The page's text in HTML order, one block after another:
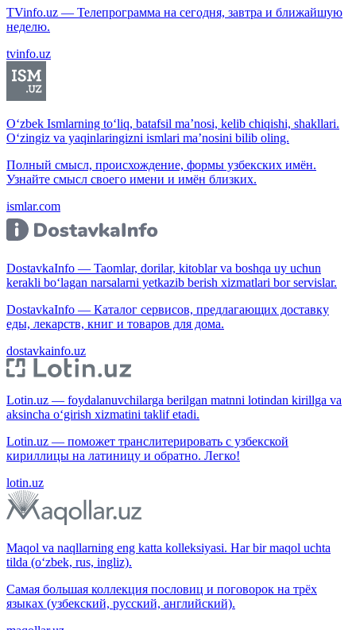
TVinfo.uz — Телепрограмма на сегодня, завтра и ближайшую
неделю.
tvinfo.uz
O‘zbek Ismlarning to‘liq, batafsil ma’nosi, kelib chiqishi, shakllari.
O‘zingiz va yaqinlaringizni ismlari ma’nosini bilib oling.
Полный смысл, происхождение, формы узбекских имён.
Узнайте смысл своего имени и имён близких.
ismlar.com
DostavkaInfo — Taomlar, dorilar, kitoblar va boshqa uy uchun
kerakli bo‘lagan narsalarni yetkazib berish xizmatlari bor servislar.
DostavkaInfo — Каталог сервисов, предлагающих доставку
еды, лекарств, книг и товаров для дома.
dostavkainfo.uz
Lotin.uz — foydalanuvchilarga berilgan matnni lotindan kirillga va
aksincha o‘girish xizmatini taklif etadi.
Lotin.uz — поможет транслитерировать с узбекской
кириллицы на латиницу и обратно. Легко!
lotin.uz
Maqol va naqllarning eng katta kolleksiyasi. Har bir maqol uchta
tilda (o‘zbek, rus, ingliz).
Самая большая коллекция пословиц и поговорок на трёх
языках (узбекский, русский, английский).